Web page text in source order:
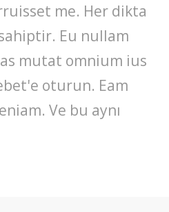
me. Her dikta
Eu nullam
mutat omnium ius
oturun. Eam
Ve bu aynı